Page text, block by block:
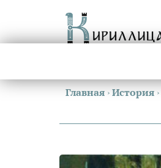
Главная ›История ›